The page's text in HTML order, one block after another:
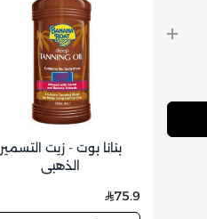
بنانا بوت - زيت التسمير
الذهبي
75.9